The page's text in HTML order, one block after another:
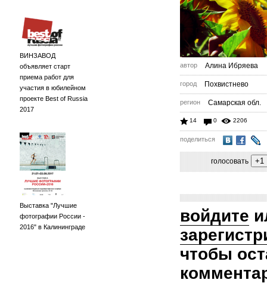
ВИНЗАВОД
объявляет старт
приема работ для
участия в юбилейном
проекте Best of Russia
2017
Выставка "Лучшие
фотографии России -
2016" в Калининграде
автор Алина Ибряева
город Похвистнево
регион Самарская обл.
14 0 2206
поделиться
голосовать
войдите
чтобы